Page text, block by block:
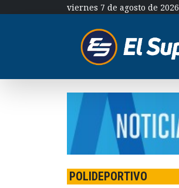
viernes 7 de agosto de 2026
POLIDEPORTIVO